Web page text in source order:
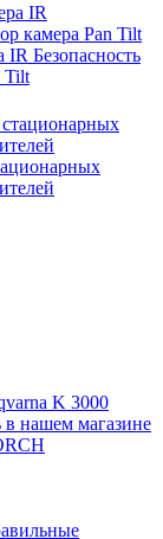
IR Безопасность
Tilt
K 3000
в нашем магазине